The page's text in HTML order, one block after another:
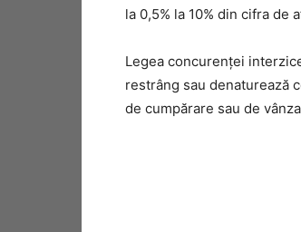
la 0,5% la 10% din cifra
Legea concurenței
restrâng sau denaturează
de cumpărare sau de